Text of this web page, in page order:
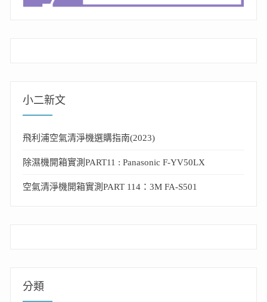
小二新文
飛利浦空氣清淨機選購指南(2023)
除濕機開箱實測PART11 : Panasonic F-YV50LX
空氣清淨機開箱實測PART 114：3M FA-S501
分類